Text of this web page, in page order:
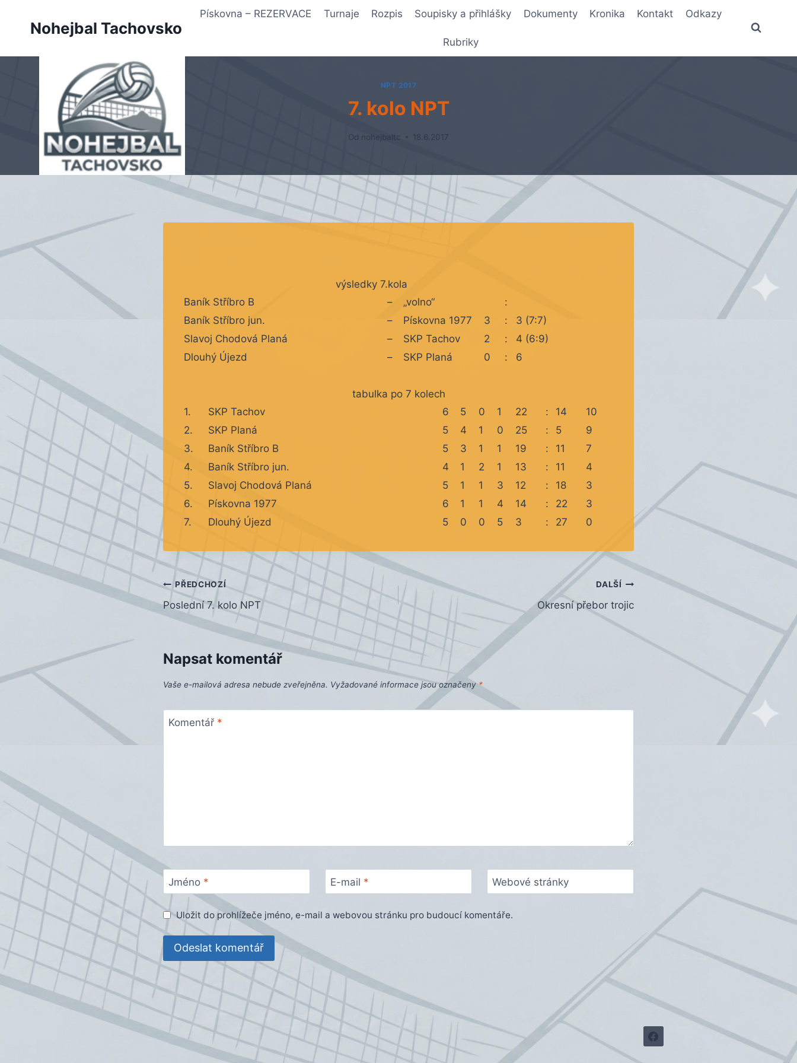
Nohejbal Tachovsko
Pískovna – REZERVACE Turnaje Rozpis Soupisky a přihlášky Dokumenty Kronika Kontakt Odkazy
Rubriky
NPT 2017
7. kolo NPT
Od nohejbaltc 18.6.2017
výsledky 7.kola
Baník Stříbro B
– „volno“
:
Baník Stříbro jun.
– Pískovna 1977 3 :
3 (7:7)
Slavoj Chodová Planá
– SKP Tachov 2 :
4 (6:9)
Dlouhý Újezd
– SKP Planá 0 : 6
tabulka po 7 kolech
1.
SKP Tachov 6 5 0 1 22 : 14
10
2.
SKP Planá 5 4 1 0 25 : 5
9
3.
Baník Stříbro B 5 3 1 1 19 : 11
7
4.
Baník Stříbro jun. 4 1 2 1 13 : 11
4
5.
Slavoj Chodová Planá 5 1 1 3 12 : 18
3
6.
Pískovna 1977 6 1 1 4 14 : 22
3
7.
Dlouhý Újezd 5 0 0 5 3 : 27 0
Navigace
pro
příspěvek
PŘEDCHOZÍ
Poslední 7. kolo NPT
DALŠÍ
Okresní přebor trojic
Napsat komentář
Vaše e-mailová adresa nebude zveřejněna. Vyžadované informace jsou označeny*
Komentář *
Jméno * E-mail * Webové stránky
Uložit do prohlížeče jméno, e-mail a webovou stránku pro budoucí komentáře.